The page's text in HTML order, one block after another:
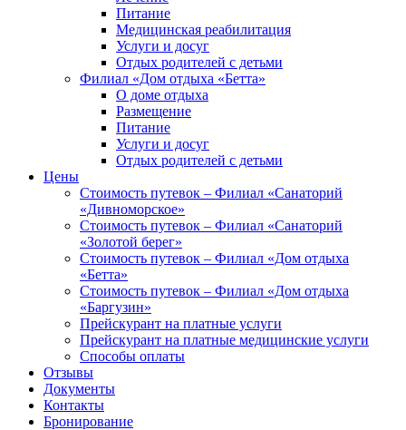
Питание
Медицинская реабилитация
Услуги и досуг
Отдых родителей с детьми
Филиал «Дом отдыха «Бетта»
О доме отдыха
Размещение
Питание
Услуги и досуг
Отдых родителей с детьми
Цены
Стоимость путевок – Филиал «Санаторий
«Дивноморское»
Стоимость путевок – Филиал «Санаторий
«Золотой берег»
Стоимость путевок – Филиал «Дом отдыха
«Бетта»
Стоимость путевок – Филиал «Дом отдыха
«Баргузин»
Прейскурант на платные услуги
Прейскурант на платные медицинские услуги
Способы оплаты
Отзывы
Документы
Контакты
Бронирование